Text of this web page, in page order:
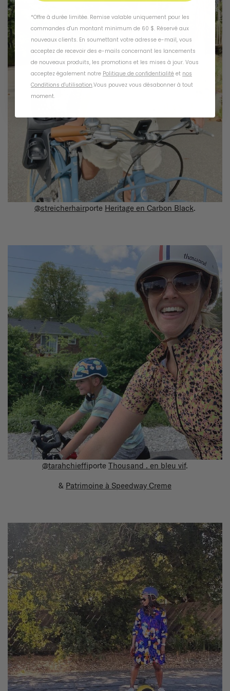
@streicherhairporte Heritage en Carbon Black.
@tarahchieffiporte Thousand . en bleu vif.
& Patrimoine à Speedway Creme
*Offre à durée limitée. Remise valable uniquement pour les
commandes d'un montant minimum de 60 $. Réservé aux
nouveaux clients. En soumettant votre adresse e-mail, vous
acceptez de recevoir des e-mails concernant les lancements
de nouveaux produits, les promotions et les mises à jour. Vous
acceptez également notre Politique de confidentialité et nos
Conditions d'utilisation.Vous pouvez vous désabonner à tout
moment.